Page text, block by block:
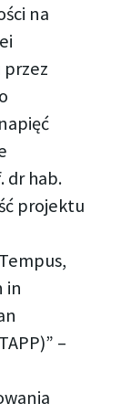
na
dr hab.
projektu
in
–